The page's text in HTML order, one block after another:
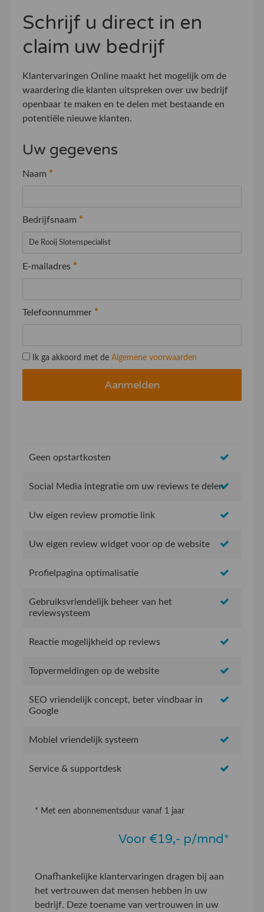
Schrijf u direct in en
claim uw bedrijf
Klantervaringen Online maakt het mogelijk om de
waardering die klanten uitspreken over uw bedrijf
openbaar te maken en te delen met bestaande en
potentiële nieuwe klanten.
Uw gegevens
Naam *
Bedrijfsnaam *
E-mailadres *
Telefoonnummer *
Ik ga akkoord met de Algemene voorwaarden
Geen opstartkosten
Social Media integratie om uw reviews te delen
Uw eigen review promotie link
Uw eigen review widget voor op de website
Profielpagina optimalisatie
Gebruiksvriendelijk beheer van het
reviewsysteem
Reactie mogelijkheid op reviews
Topvermeldingen op de website
SEO vriendelijk concept, beter vindbaar in
Google
Mobiel vriendelijk systeem
Service & supportdesk
* Met een abonnementsduur vanaf 1 jaar
Voor €19,- p/mnd*
Onafhankelijke klantervaringen dragen bij aan
het vertrouwen dat mensen hebben in uw
bedrijf. Deze toename van vertrouwen in uw